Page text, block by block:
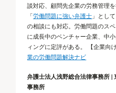
談対応、顧問先企業の労務管理
「労働問題に強い弁護士 」とし
の相談にも対応。労働問題のス
に成長中のベンチャー企業、中
ィングに定評がある。 【企業向
業の労働問題解決ナビ
弁護士法人浅野総合法律事務所 |
事務所